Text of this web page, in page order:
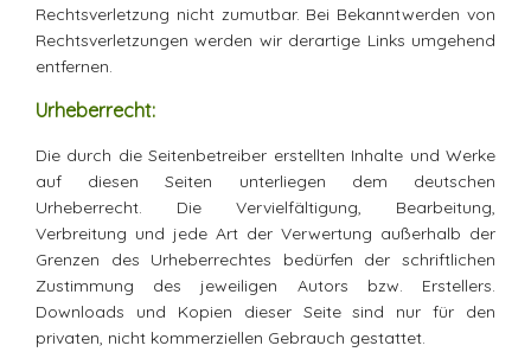
Rechtsverletzung nicht zumutbar. Bei Bekanntwerden von
Rechtsverletzungen werden wir derartige Links umgehend
entfernen.
Urheberrecht:
Die durch die Seitenbetreiber erstellten Inhalte und Werke
auf diesen Seiten unterliegen dem deutschen
Urheberrecht. Die Vervielfältigung, Bearbeitung,
Verbreitung und jede Art der Verwertung außerhalb der
Grenzen des Urheberrechtes bedürfen der schriftlichen
Zustimmung des jeweiligen Autors bzw. Erstellers.
Downloads und Kopien dieser Seite sind nur für den
privaten, nicht kommerziellen Gebrauch gestattet.